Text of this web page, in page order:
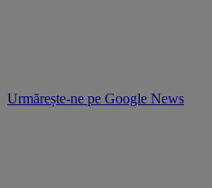
Urmărește-ne pe Google News